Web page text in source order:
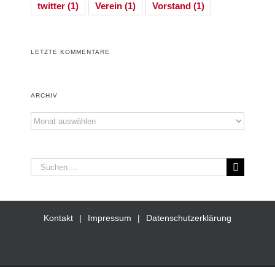
twitter (1) Verein (1) Vorstand (1)
LETZTE KOMMENTARE
ARCHIV
Archiv
Suche
Kontakt Impressum Datenschutzerklärung